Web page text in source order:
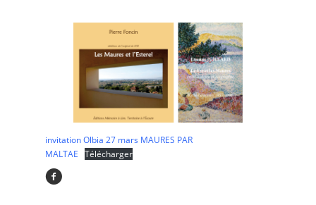
invitation Olbia 27 mars MAURES PAR
MALTAE Télécharger